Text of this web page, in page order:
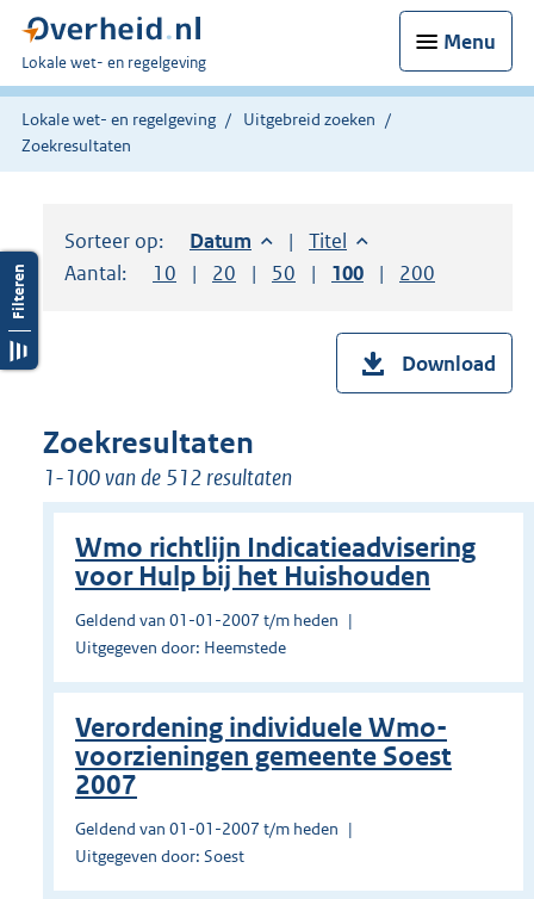
Menu
U
bent
hier:
Lokale wet- en regelgeving
Lokale wet- en regelgeving
Uitgebreid zoeken
Zoekresultaten
Sorteer op: Sorteer op:
Datum aflopendSorteer op:
Titel oplopend
Aantal:
Toon
10 resultaten per pagina
Toon
20 resultaten per pagina
Toon
50 resultaten per pagina
Toon
100 resultaten per
Toon
200
Download
Zoekresultaten
1-100 van de 512 resultaten
Wmo richtlijn Indicatieadvisering
voor Hulp bij het Huishouden
Geldend van 01-01-2007 t/m heden
Uitgegeven door: Heemstede
Verordening individuele Wmo-
voorzieningen gemeente Soest
2007
Geldend van 01-01-2007 t/m heden
Uitgegeven door: Soest